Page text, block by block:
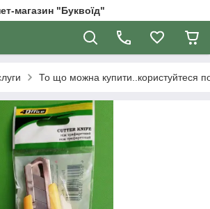
магазин "Буквоїд"
То що можна купити..користуйтеся